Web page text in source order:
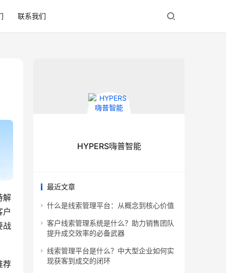
联系我们
解
户
战
荐
HYPERS嗨普智能
最近文章
什么是线索管理平台：从概念到核心价值
客户线索管理系统是什么？助力销售团队
提升成交效率的必备武器
线索管理平台是什么？中大型企业如何实
现获客到成交的闭环